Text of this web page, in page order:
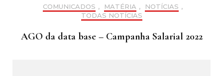
COMUNICADOS , MATÉRIA , NOTÍCIAS ,
TODAS NOTÍCIAS
AGO da data base – Campanha Salarial 2022